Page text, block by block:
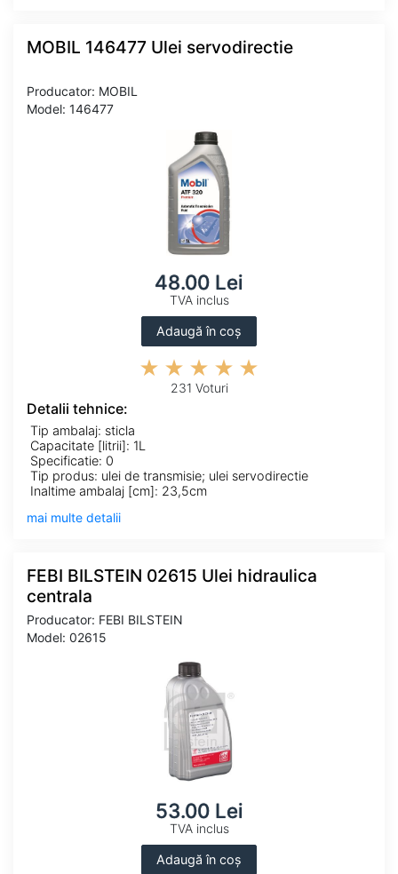
MOBIL 146477 Ulei servodirectie
Producator: MOBIL
Model: 146477
48.00 Lei
TVA inclus
Adaugă în coș
231 Voturi
Detalii tehnice:
Tip ambalaj: sticla
Capacitate [litrii]: 1L
Specificatie: 0
Tip produs: ulei de transmisie; ulei servodirectie
Inaltime ambalaj [cm]: 23,5cm
mai multe detalii
FEBI BILSTEIN 02615 Ulei hidraulica
centrala
Producator: FEBI BILSTEIN
Model: 02615
53.00 Lei
TVA inclus
Adaugă în coș